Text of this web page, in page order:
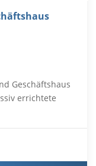
Geschäftshaus
errichtete